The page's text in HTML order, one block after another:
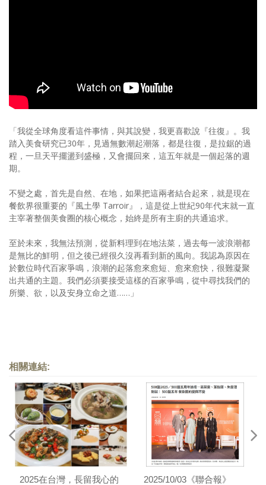
歷史區
關於Yilan
個人著作
活動實況記錄
媒體報導一覽
合作與代言
訂閱電子報
「我從全球角度看這件事情，與其說變，我更喜歡說『往復』。我
踏入美食研究已30年，見過無數潮起潮落，都是往復，是拉鋸的過
程，一旦天平擺盪到盛極，又會擺回來，這五年就是一個起落的週
期。
不變之處，首先是自然、在地，如果把這兩者結合起來，就是現在
餐飲界很重要的『風土學 Tarroir』，這是從上世紀90年代末就一直
主宰著整個美食圈的核心概念，始終是所有主廚的共通追求。
至於未來，我無法預測，從新料理到在地法菜，過去每一波浪潮都
是無比的鮮明，但之後已經很久沒再看到新的風向。我認為原因在
於數位時代百家爭鳴，浪潮的起落愈來愈短、愈來愈快，很難凝聚
出共通的主題。我們必須要接受這樣的百家爭鳴，從中尋找我們的
所樂、欲，以及安身立命之道……」
相關連結:
2025在台灣，長留我心的
2025/10/03《聯合報》